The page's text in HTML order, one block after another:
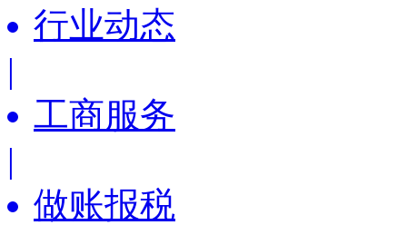
行业动态
|
工商服务
|
做账报税